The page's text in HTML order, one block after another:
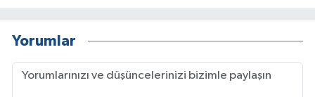
Yorumlar